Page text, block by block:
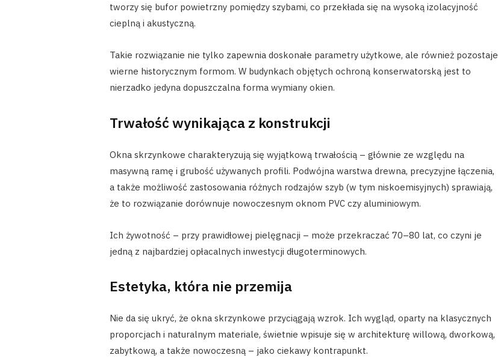
tworzy się bufor powietrzny pomiędzy szybami, co przekłada się na wysoką izolacyjność
cieplną i akustyczną.
Takie rozwiązanie nie tylko zapewnia doskonałe parametry użytkowe, ale również pozostaje
wierne historycznym formom. W budynkach objętych ochroną konserwatorską jest to
nierzadko jedyna dopuszczalna forma wymiany okien.
Trwałość wynikająca z konstrukcji
Okna skrzynkowe charakteryzują się wyjątkową trwałością – głównie ze względu na
masywną ramę i grubość używanych profili. Podwójna warstwa drewna, precyzyjne łączenia,
a także możliwość zastosowania różnych rodzajów szyb (w tym niskoemisyjnych) sprawiają,
że to rozwiązanie dorównuje nowoczesnym oknom PVC czy aluminiowym.
Ich żywotność – przy prawidłowej pielęgnacji – może przekraczać 70–80 lat, co czyni je
jedną z najbardziej opłacalnych inwestycji długoterminowych.
Estetyka, która nie przemija
Nie da się ukryć, że okna skrzynkowe przyciągają wzrok. Ich wygląd, oparty na klasycznych
proporcjach i naturalnym materiale, świetnie wpisuje się w architekturę willową, dworkową,
zabytkową, a także nowoczesną – jako ciekawy kontrapunkt.